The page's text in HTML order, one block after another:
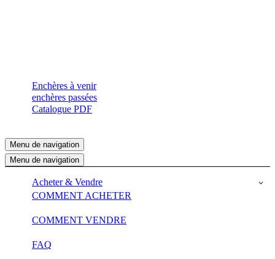
Enchères à venir
enchères passées
Catalogue PDF
Menu de navigation
Menu de navigation
Acheter & Vendre
COMMENT ACHETER
COMMENT VENDRE
FAQ